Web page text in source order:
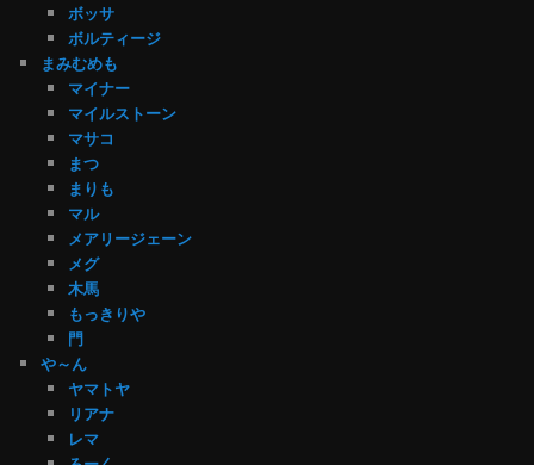
ボッサ
ボルティージ
まみむめも
マイナー
マイルストーン
マサコ
まつ
まりも
マル
メアリージェーン
メグ
木馬
もっきりや
門
や～ん
ヤマトヤ
リアナ
レマ